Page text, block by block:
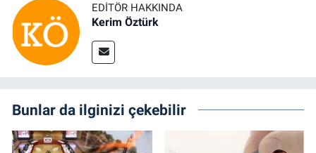
EDITÖR HAKKINDA
Kerim Öztürk
Bunlar da ilginizi çekebilir